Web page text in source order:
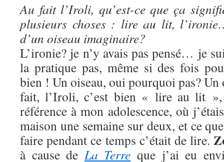
Au fait l’Iroli, qu’est-ce que ça
plusieurs choses : lire au lit,
d’un oiseau imaginaire?
L’ironie? je n’y avais pas pensé… je
la pratique pas, même si des fois
bien ! Un oiseau, oui pourquoi pas?
fait, l’Iroli, c’est bien « lire au lit
référence à mon adolescence, où
maison une semaine sur deux, et ce
faire pendant ce temps c’était de lire.
à cause deLa Terre que j’ai eu